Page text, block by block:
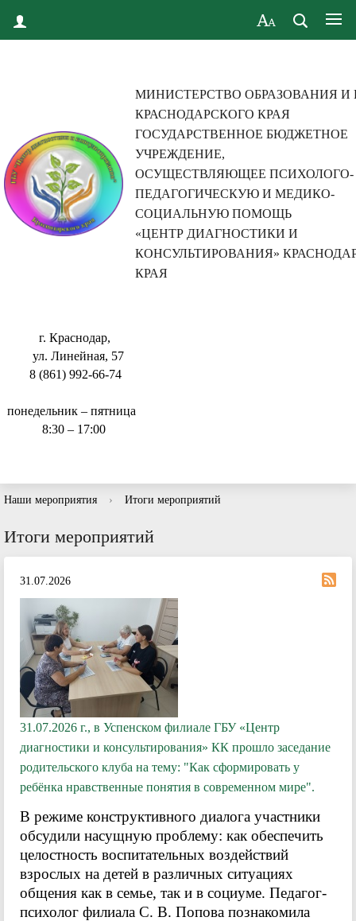
МИНИСТЕРСТВО ОБРАЗОВАНИЯ И
КРАСНОДАРСКОГО КРАЯ
ГОСУДАРСТВЕННОЕ БЮДЖЕТНОЕ
УЧРЕЖДЕНИЕ,
ОСУЩЕСТВЛЯЮЩЕЕ ПСИХОЛОГО-
ПЕДАГОГИЧЕСКУЮ И МЕДИКО-
СОЦИАЛЬНУЮ ПОМОЩЬ
«ЦЕНТР ДИАГНОСТИКИ И
КОНСУЛЬТИРОВАНИЯ»
КРАЯ
г. Краснодар,
ул. Линейная, 57
8 (861) 992-66-74
понедельник – пятница
8:30 – 17:00
Наши мероприятия › Итоги мероприятий
Итоги мероприятий
31.07.2026
31.07.2026 г., в Успенском филиале ГБУ «Центр
диагностики и консультирования» КК прошло заседание
родительского клуба на тему: "Как сформировать у
ребёнка нравственные понятия в современном мире".
В режиме конструктивного диалога участники
обсудили насущную проблему: как обеспечить
целостность воспитательных воздействий
взрослых на детей в различных ситуациях
общения как в семье, так и в социуме. Педагог-
психолог филиала С. В. Попова познакомила